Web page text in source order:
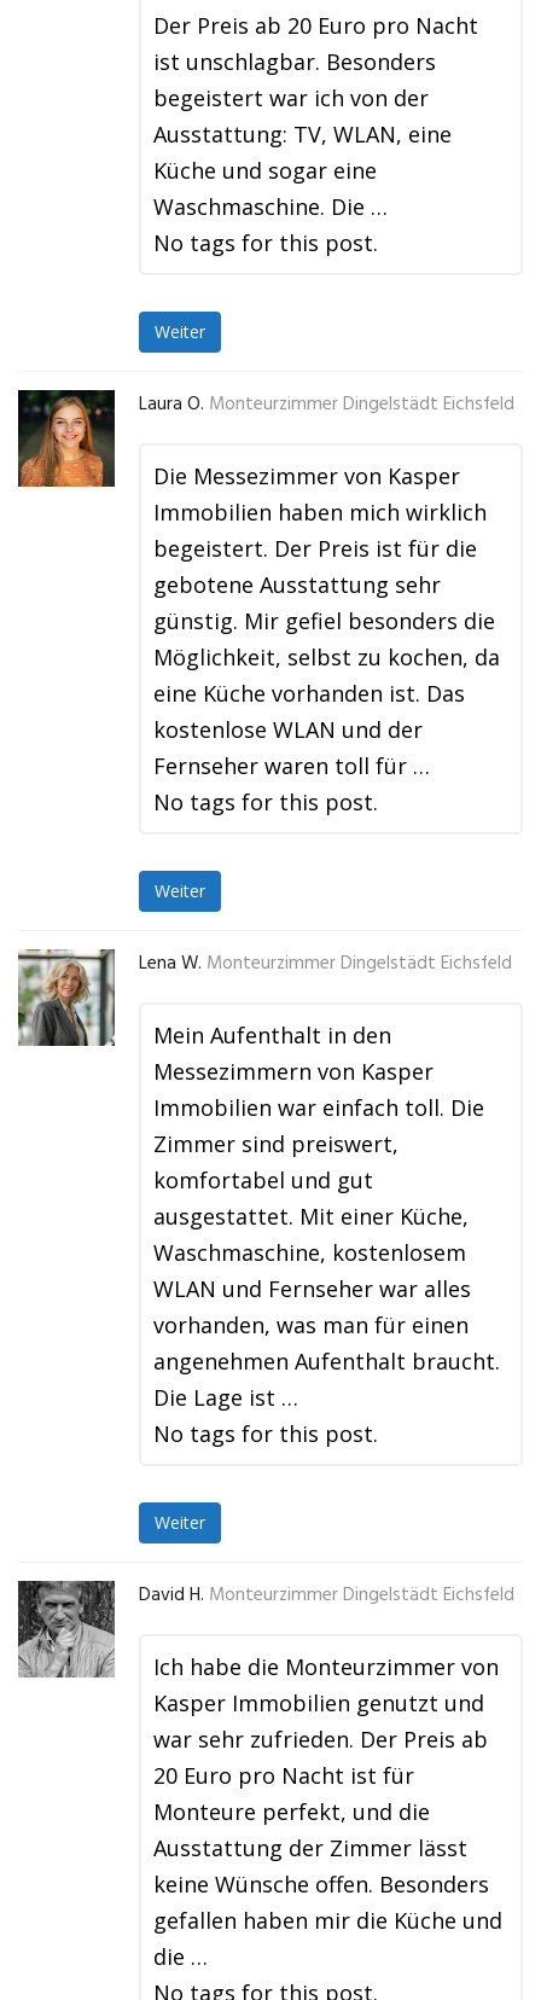
Der Preis ab 20 Euro pro Nacht
ist unschlagbar. Besonders
begeistert war ich von der
Ausstattung: TV, WLAN, eine
Küche und sogar eine
Waschmaschine. Die …
No tags for this post.
Weiter
Laura O. Monteurzimmer Dingelstädt Eichsfeld
Die Messezimmer von Kasper
Immobilien haben mich wirklich
begeistert. Der Preis ist für die
gebotene Ausstattung sehr
günstig. Mir gefiel besonders die
Möglichkeit, selbst zu kochen, da
eine Küche vorhanden ist. Das
kostenlose WLAN und der
Fernseher waren toll für …
No tags for this post.
Weiter
Lena W. Monteurzimmer Dingelstädt Eichsfeld
Mein Aufenthalt in den
Messezimmern von Kasper
Immobilien war einfach toll. Die
Zimmer sind preiswert,
komfortabel und gut
ausgestattet. Mit einer Küche,
Waschmaschine, kostenlosem
WLAN und Fernseher war alles
vorhanden, was man für einen
angenehmen Aufenthalt braucht.
Die Lage ist …
No tags for this post.
Weiter
David H. Monteurzimmer Dingelstädt Eichsfeld
Ich habe die Monteurzimmer von
Kasper Immobilien genutzt und
war sehr zufrieden. Der Preis ab
20 Euro pro Nacht ist für
Monteure perfekt, und die
Ausstattung der Zimmer lässt
keine Wünsche offen. Besonders
gefallen haben mir die Küche und
die …
No tags for this post.